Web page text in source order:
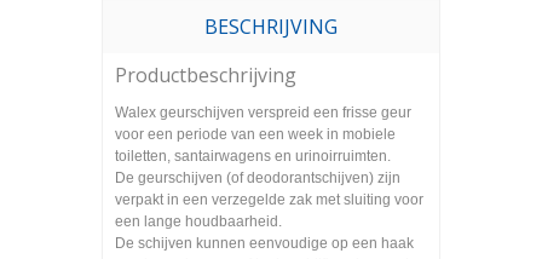
BESCHRIJVING
Productbeschrijving
Walex geurschijven verspreid een frisse geur
voor een periode van een week in mobiele
toiletten, santairwagens en urinoirruimten
De geurschijven (ofdeodorantschijven) zijn
verpakt in een verzegelde zak met sluiting voor
een lange houdbaarheid
De schijven kunnen eenvoudige op een haak